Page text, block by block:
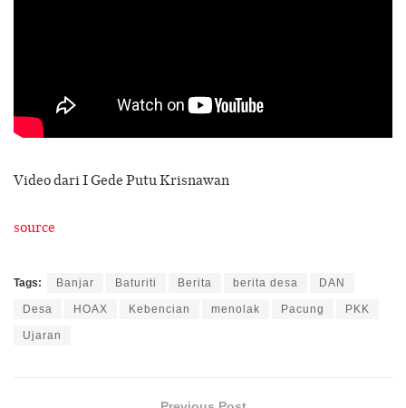
Video dari I Gede Putu Krisnawan
source
Tags: Banjar Baturiti Berita berita desa DAN
Desa HOAX Kebencian menolak Pacung PKK
Ujaran